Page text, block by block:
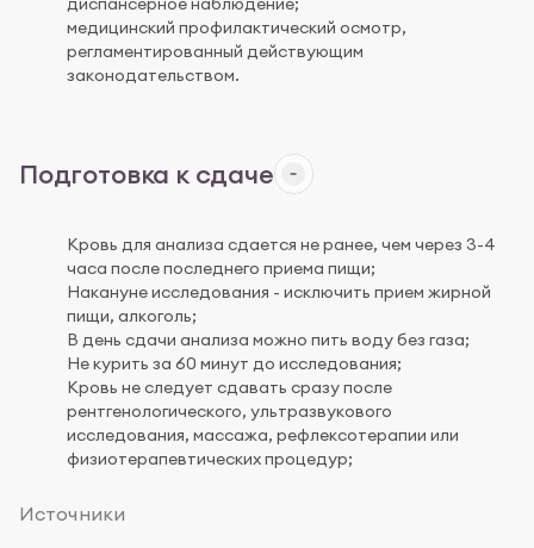
медицинский профилактический осмотр,
регламентированный действующим
законодательством.
Подготовка к сдаче
Кровь для анализа сдается не ранее, чем через 3-4
часа после последнего приема пищи;
Накануне исследования - исключить прием жирной
пищи, алкоголь;
В день сдачи анализа можно пить воду без газа;
Не курить за 60 минут до исследования;
Кровь не следует сдавать сразу после
рентгенологического, ультразвукового
исследования, массажа, рефлексотерапии или
физиотерапевтических процедур;
Источники